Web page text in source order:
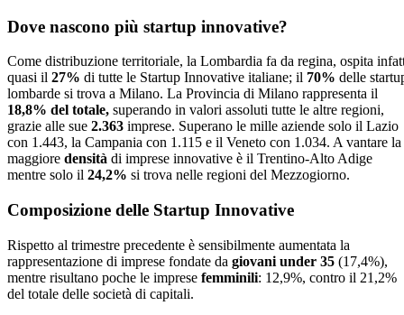
Dove nascono più startup innovative?
Come distribuzione territoriale, la Lombardia fa da regina, ospita
quasi il 27% di tutte le Startup Innovative italiane; il 70% delle
lombarde si trova a Milano. La Provincia di Milano rappresenta il
18,8% del totale, superando in valori assoluti tutte le altre regioni,
grazie alle sue 2.363 imprese. Superano le mille aziende solo il Lazio
con 1.443, la Campania con 1.115 e il Veneto con 1.034. A vantare la
maggiore densità di imprese innovative è il Trentino-Alto Adige
mentre solo il 24,2% si trova nelle regioni del Mezzogiorno.
Composizione delle Startup Innovative
Rispetto al trimestre precedente è sensibilmente aumentata la
rappresentazione di imprese fondate da giovani under 35 (17,4%),
mentre risultano poche le imprese femminili: 12,9%, contro il 21,2%
del totale delle società di capitali.